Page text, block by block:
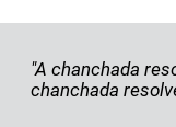
"A chanchada
chanchada